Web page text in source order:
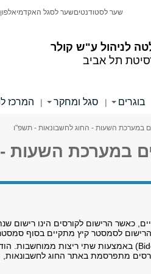
לניהול ע"ש קולר
תל אביב
שער לסטודנטיםשער לסגל האקדמיאלפון
בוגרים | סגל ומחקר | המרכז
במערכת השעות - החוג לחשבונאות - תשפ"ו
במערכת השעות
כאשר הרישום לקורסים הינו רישום
לסמסטר קיץ מתקיים בסוף
) באמצעות שתי ריצות ממוחשבות.
מתפרסמת באתר החוג